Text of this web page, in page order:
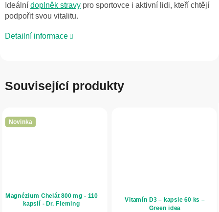
Ideální doplněk stravy pro sportovce i aktivní lidi, kteří chtějí
podpořit svou vitalitu.
Detailní informace
Související produkty
Novinka
Magnézium Chelát 800 mg - 110
kapslí - Dr. Fleming
Vitamín D3 – kapsle 60 ks –
Green idea